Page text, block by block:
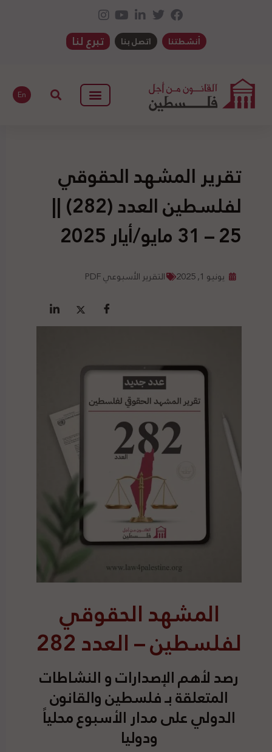
أنشطتنا اتصل بنا تبرع لنا
En
تقرير المشهد الحقوقي
لفلسطين العدد (282) ||
25 – 31 مايو/أيار 2025
يونيو 1, 2025 التقرير الأسبوعي PDF
المشهد الحقوقي
لفلسطين – العدد 282
رصدلأهم الإصدارات و النشاطات
المتعلقة بـ فلسطين والقانون
الدولي على مدار الأسبوع محلياً
ودوليا